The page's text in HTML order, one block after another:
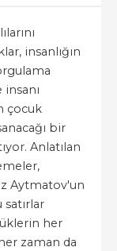
insanlığın
çocuk
bir
Anlatılan
Aytmatov'un
satırlar
her
zaman da